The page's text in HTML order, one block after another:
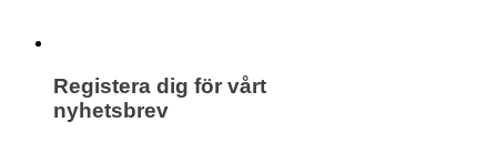
Registera dig för vårt
nyhetsbrev